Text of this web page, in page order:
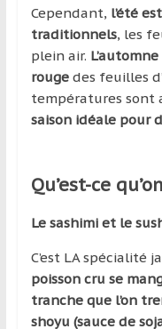
Cependant, l’été
traditionnels, les
plein air.
rouge des feuilles
températures sont
saison idéale pour
Qu’est-ce
Le sashimi et le
C’est LA spécialité
poisson cru se
tranche que l’on
shoyu (sauce de